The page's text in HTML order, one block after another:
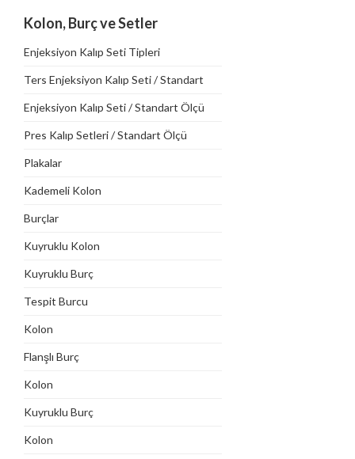
Kolon, Burç ve Setler
Enjeksiyon Kalıp Seti Tipleri
Ters Enjeksiyon Kalıp Seti / Standart
Enjeksiyon Kalıp Seti / Standart Ölçü
Pres Kalıp Setleri / Standart Ölçü
Plakalar
Kademeli Kolon
Burçlar
Kuyruklu Kolon
Kuyruklu Burç
Tespit Burcu
Kolon
Flanşlı Burç
Kolon
Kuyruklu Burç
Kolon